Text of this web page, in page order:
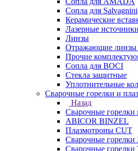
Сопла для Salvagnini
Керамические
Лазерные источники
Линзы
Отражающие линзы
Прочие
Сопла для BOCI
Стекла защитные
Уплотнительные
Сварочные горелки и
Назад
Сварочные горелки
ABICOR BINZEL
Плазмотроны CUT
Сварочные горелки
Сварочные горелки